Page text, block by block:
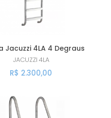
Jacuzzi 4LA 4 Degraus
JACUZZI 4LA
R$ 2.300,00